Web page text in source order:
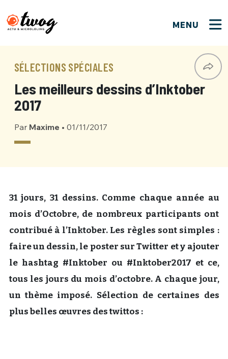
MENU
SÉLECTIONS SPÉCIALES
Les meilleurs dessins d’Inktober
2017
Par Maxime • 01/11/2017
31 jours, 31 dessins. Comme chaque année au
mois d’Octobre, de nombreux participants ont
contribué à l’Inktober. Les règles sont simples :
faire un dessin, le poster sur Twitter et y ajouter
le hashtag #Inktober ou #Inktober2017 et ce,
tous les jours du mois d’octobre. A chaque jour,
un thème imposé. Sélection de certaines des
plus belles œuvres des twittos :
Bienvenue !
PSEUDO*
EMAIL*
JE M'INSCRIS
Connexion
PSEUDO
CONNEXION
VOTRE PARTICIPATION
Que souhaitez-vous proposer ?
Quelques tweets
C'EST PARTI
M'INSCRIRE
ME CONNECTER
Un Thread
C'EST PARTI